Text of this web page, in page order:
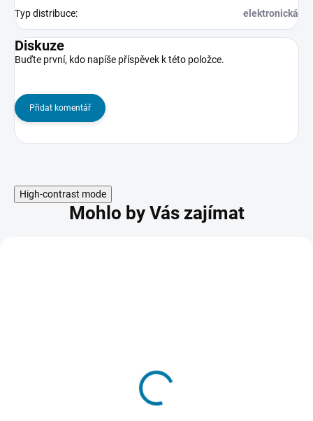
Typ distribuce: elektronická
Diskuze
Buďte první, kdo napíše příspěvek k této položce.
Přidat komentář
High-contrast mode
Mohlo by Vás zajímat